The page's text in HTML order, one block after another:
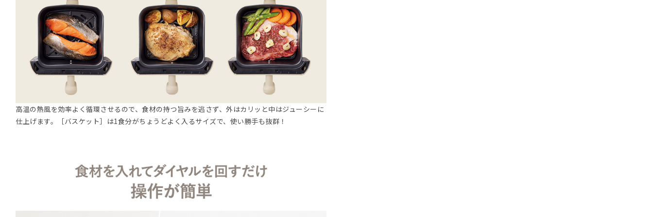
高温の熱風を効率よく循環させるので、食材の持つ旨みを逃さず、外はカリッと中はジューシーに
仕上げます。［バスケット］は1食分がちょうどよく入るサイズで、使い勝手も抜群！